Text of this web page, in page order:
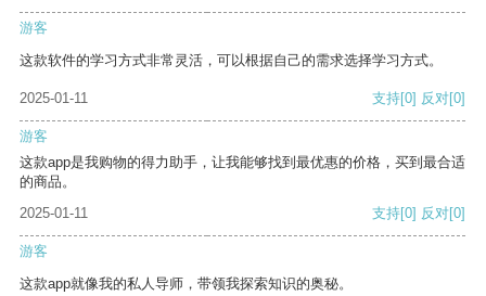
游客
这款软件的学习方式非常灵活，可以根据自己的需求选择学习方式。
2025-01-11 支持[0] 反对[0]
游客
这款app是我购物的得力助手，让我能够找到最优惠的价格，买到最合适
的商品。
2025-01-11
支持[0] 反对[0]
游客
这款app就像我的私人导师，带领我探索知识的奥秘。